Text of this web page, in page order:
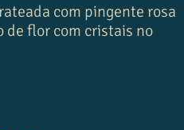
com pingente rosa
de flor com cristais no